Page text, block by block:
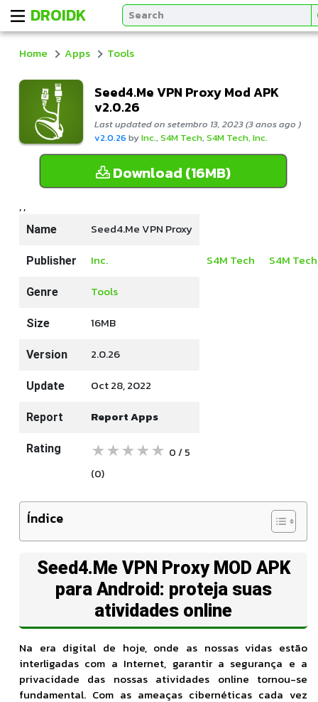
DROIDK
Home Apps Tools
Seed4.Me VPN Proxy Mod APK
v2.0.26
Last updated on setembro 13, 2023 (3 anos ago )
v2.0.26 byInc., S4M Tech, S4M Tech, Inc.
Download (16MB)
, ,
Name Seed4.Me VPN Proxy
Publisher Inc. S4M Tech S4M
Genre Tools
Size 16MB
Version 2.0.26
Update Oct 28, 2022
Report Report Apps
Rating ★★★★★ 0 / 5
(0)
Índice
Seed4.Me VPN Proxy MOD APK
para Android: proteja suas
atividades online
Na era digital de hoje, onde as nossas vidas estão
interligadas com a Internet, garantir a segurança e a
privacidade das nossas atividades online tornou-se
fundamental. Com as ameaças cibernéticas cada vez